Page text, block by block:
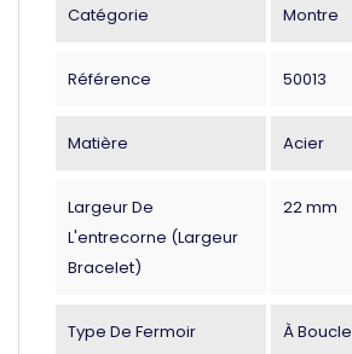
Catégorie Montre
Référence 50013
Matière Acier
Largeur De
L'entrecorne (largeur
Bracelet)
22 mm
Type De Fermoir À Boucle